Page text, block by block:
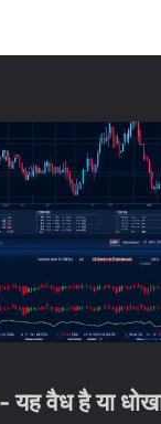
वैध है या